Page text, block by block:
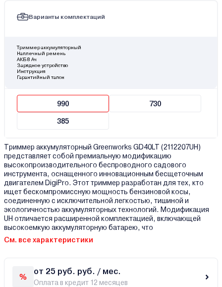
Варианты комплектаций
Триммер аккумуляторный
Наплечный ремень
АКБ 8 Ач
Зарядное устройство
Инструкция
Гарантийный талон
990 730
385
Триммер аккумуляторный Greenworks GD40LT (2112207UH)
представляет собой премиальную модификацию
высокопроизводительного беспроводного садового
инструмента, оснащенного инновационным бесщеточным
двигателем DigiPro. Этот триммер разработан для тех, кто
ищет бескомпромиссную мощность бензиновой косы,
соединенную с исключительной легкостью, тишиной и
экологичностью аккумуляторных технологий. Модификация
UH отличается расширенной комплектацией, включающей
высокоемкую аккумуляторную батарею, что
См. все характеристики
от 25 руб. руб. / мес.
Оплата в кредит 12 месяцев